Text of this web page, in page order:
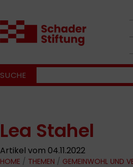
SUCHE
Lea Stahel
Artikel vom 04.11.2022
HOME / THEMEN / GEMEINWOHL UND